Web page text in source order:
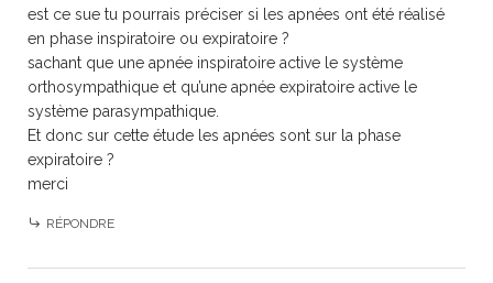
est ce sue tu pourrais préciser si les apnées ont été réalisé
en phase inspiratoire ou expiratoire ?
sachant que une apnée inspiratoire active le système
orthosympathique et qu’une apnée expiratoire active le
système parasympathique.
Et donc sur cette étude les apnées sont sur la phase
expiratoire ?
merci
RÉPONDRE